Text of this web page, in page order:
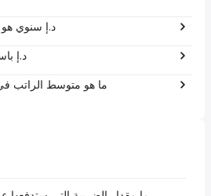
238,800 د.إ
96
ما هو متوسط الراتب في